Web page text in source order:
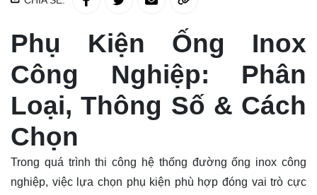
Phụ Kiện Ống Inox
Công Nghiệp: Phân
Loại, Thông Số & Cách
Chọn
Trong quá trình thi công hệ thống đường ống inox công
nghiệp, việc lựa chọn phụ kiện phù hợp đóng vai trò cực